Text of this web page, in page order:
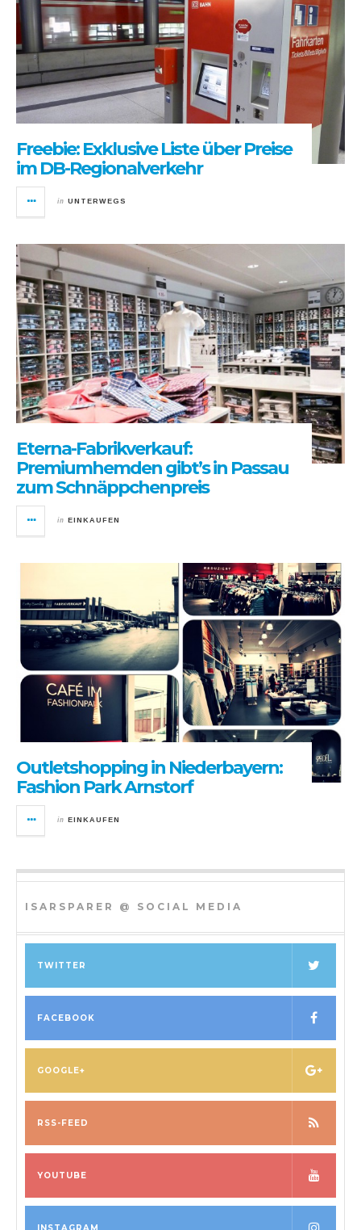
Freebie: Exklusive Liste über Preise
im DB-Regionalverkehr
in UNTERWEGS
Eterna-Fabrikverkauf:
Premiumhemden gibt’s in Passau
zum Schnäppchenpreis
in EINKAUFEN
Outletshopping in Niederbayern:
Fashion Park Arnstorf
in EINKAUFEN
ISARSPARER @ SOCIAL MEDIA
TWITTER
FACEBOOK
GOOGLE+
RSS-FEED
YOUTUBE